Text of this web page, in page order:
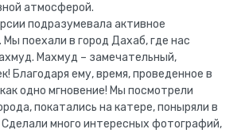
атмосферой.
подразумевала активное
поехали в город Дахаб, где нас
Махмуд – замечательный,
Благодаря ему, время, проведенное в
одно мгновение! Мы посмотрели
покатались на катере, поныряли в
Сделали много интересных фотографий,